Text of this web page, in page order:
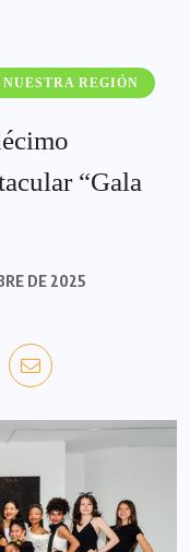
NUESTRA REGIÓN
“Gala
DE 2025